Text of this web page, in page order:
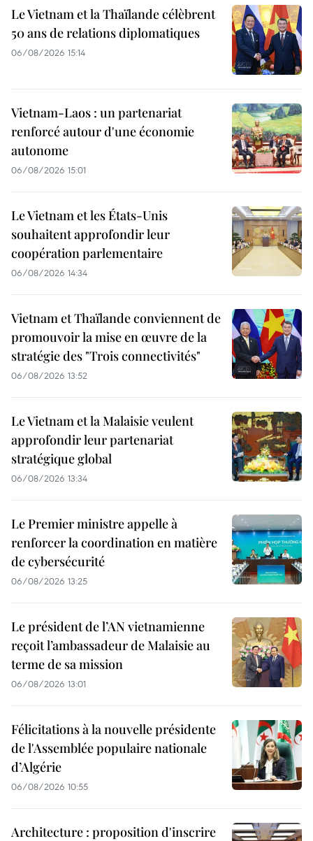
Le Vietnam et la Thaïlande célèbrent
50 ans de relations diplomatiques
06/08/2026 15:14
Vietnam-Laos : un partenariat
renforcé autour d'une économie
autonome
06/08/2026 15:01
Le Vietnam et les États-Unis
souhaitent approfondir leur
coopération parlementaire
06/08/2026 14:34
Vietnam et Thaïlande conviennent de
promouvoir la mise en œuvre de la
stratégie des "Trois connectivités"
06/08/2026 13:52
Le Vietnam et la Malaisie veulent
approfondir leur partenariat
stratégique global
06/08/2026 13:34
Le Premier ministre appelle à
renforcer la coordination en matière
de cybersécurité
06/08/2026 13:25
Le président de l’AN vietnamienne
reçoit l’ambassadeur de Malaisie au
terme de sa mission
06/08/2026 13:01
Félicitations à la nouvelle présidente
de l'Assemblée populaire nationale
d’Algérie
06/08/2026 10:55
Architecture : proposition d'inscrire